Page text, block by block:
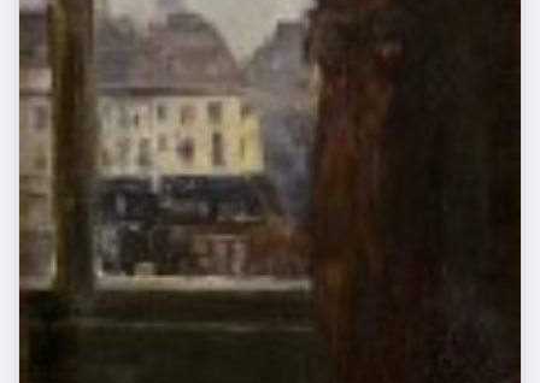
Rosengartenmuseum Konstanz
Rosgartenmuseum
Römermuseum Kastell Boiotro Passau
SIlberwarenmuseum Schwäbisch Gmünd
Saarlandmuseum
Sammlung Philara
Schaudepot der Kunsthalle Rostock
Schauwerk Sindelfingen
Schiller-Museum Weimar
Schirn Kunsthalle Frankfurt
Schloss- und Spielkartenmuseums im Residenzschloss Altenburg
Schloss Cappenberg
Schlossmuseum - Museen der Stadt Aschaffenburg
Siebengebirgsmuseum